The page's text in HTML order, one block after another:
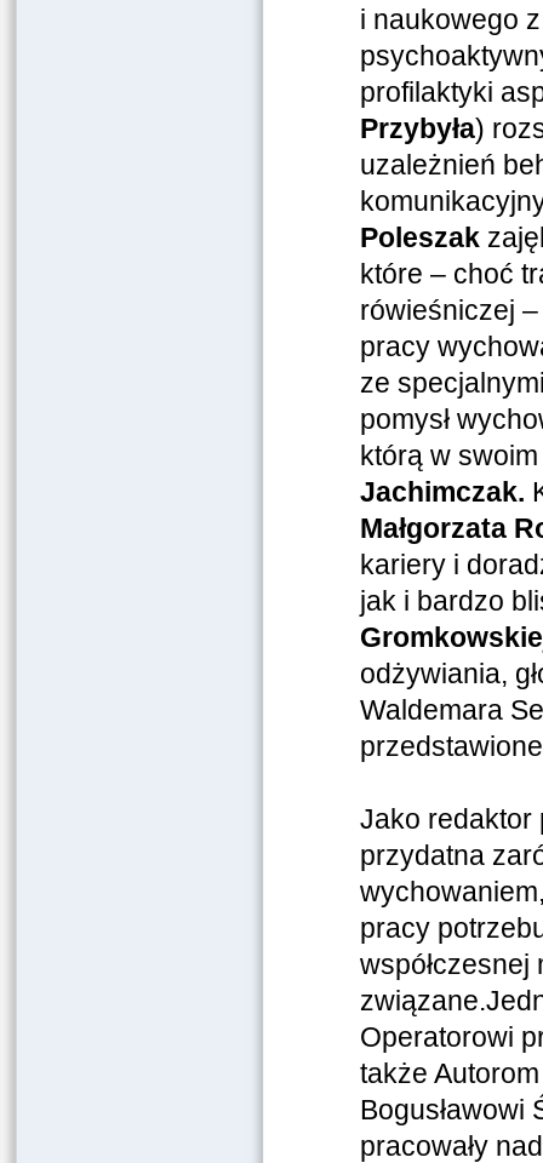
i naukowego
profilaktyki
Przybyła)
uzależnień
Poleszak
które – choć
rówieśniczej
pracy
ze
pomysł
którą w
Jachimczak.
Małgorzata
kariery i
jak i bardzo
odżywiania,
Waldemara
Jako redaktor
przydatna
pracy
współczesnej
Operatorowi
także
Bogusławowi
pracowały